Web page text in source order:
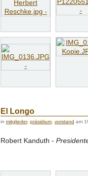
El Longo
in mitglieder, präsidium vorstand am
Robert Kanduth -